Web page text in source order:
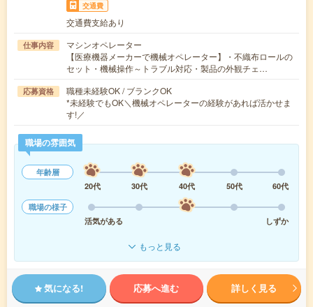
交通費
交通費支給あり
仕事内容
マシンオペレーター
【医療機器メーカーで機械オペレーター】・不織布ロールの
セット・機械操作～トラブル対応・製品の外観チェ…
応募資格
職種未経験OK / ブランクOK
*未経験でもOK＼機械オペレーターの経験があれば活かせま
す!／
職場の雰囲気
年齢層
20代
30代 40代 50代
60代
職場の様子
活気がある
しずか
もっと見る
気になる! 応募へ進む 詳しく見る